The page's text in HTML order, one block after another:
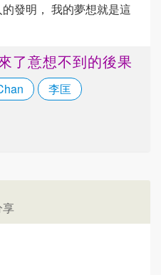
發明， 我的夢想就是這
了意想不到的後果
李匡
享